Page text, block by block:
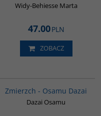
Widy-Behiesse Marta
47.00PLN
ZOBACZ
Zmierzch - Osamu Dazai
Dazai Osamu